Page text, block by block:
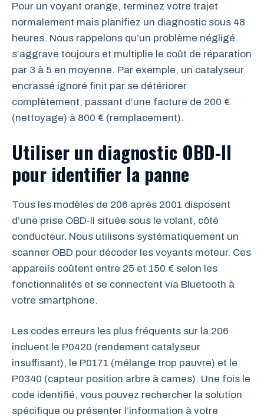
Pour un voyant orange, terminez votre trajet
normalement mais planifiez un diagnostic sous 48
heures. Nous rappelons qu’un problème négligé
s’aggrave toujours et multiplie le coût de réparation
par 3 à 5 en moyenne. Par exemple, un catalyseur
encrassé ignoré finit par se détériorer
complètement, passant d’une facture de 200 €
(nettoyage) à 800 € (remplacement).
Utiliser un diagnostic OBD-II
pour identifier la panne
Tous les modèles de 206 après 2001 disposent
d’une prise OBD-II située sous le volant, côté
conducteur. Nous utilisons systématiquement un
scanner OBD pour décoder les voyants moteur. Ces
appareils coûtent entre 25 et 150 € selon les
fonctionnalités et se connectent via Bluetooth à
votre smartphone.
Les codes erreurs les plus fréquents sur la 206
incluent le P0420 (rendement catalyseur
insuffisant), le P0171 (mélange trop pauvre) et le
P0340 (capteur position arbre à cames). Une fois le
code identifié, vous pouvez rechercher la solution
spécifique ou présenter l’information à votre